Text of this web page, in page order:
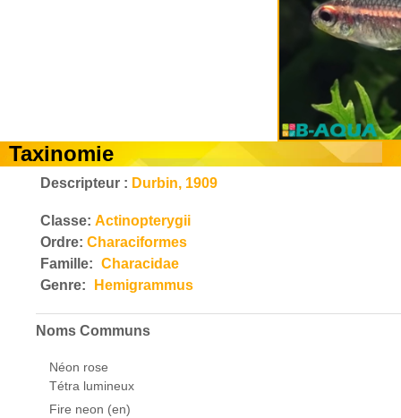
Taxinomie
Descripteur : Durbin, 1909
Classe: Actinopterygii
Ordre: Characiformes
Famille: Characidae
Genre:
Hemigrammus
Noms Communs
Néon rose
Tétra lumineux
Fire neon (en)